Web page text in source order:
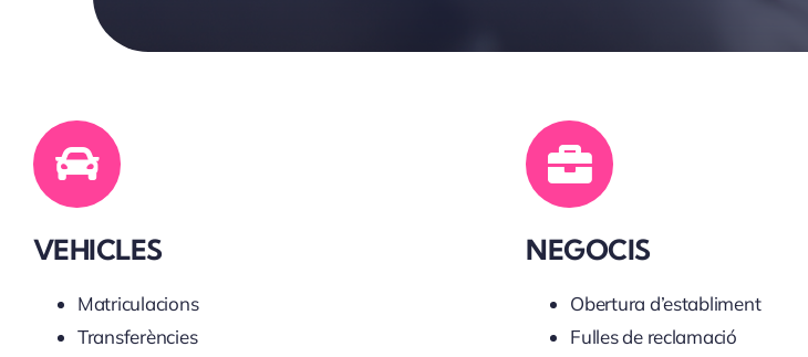
VEHICLES
Matriculacions
Transferències
NEGOCIS
Obertura d’establiment
Fulles de reclamació